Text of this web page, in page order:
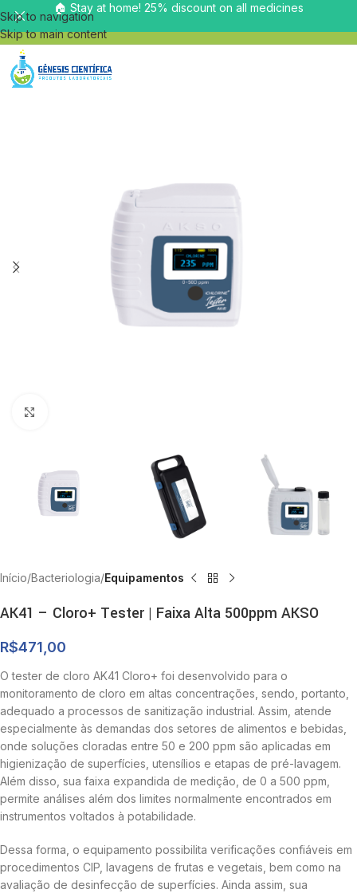
Skip to navigation
Skip to main content
🏠 Stay at home! 25% discount on all medicines
Início Bacteriologia Equipamentos
AK41 – Cloro+ Tester | Faixa Alta 500ppm AKSO
R$471,00
O tester de cloro AK41 Cloro+ foi desenvolvido para o
monitoramento de cloro em altas concentrações, sendo, portanto,
adequado a processos de sanitização industrial. Assim, atende
especialmente às demandas dos setores de alimentos e bebidas,
onde soluções cloradas entre 50 e 200 ppm são aplicadas em
higienização de superfícies, utensílios e etapas de pré-lavagem.
Além disso, sua faixa expandida de medição, de 0 a 500 ppm,
permite análises além dos limites normalmente encontrados em
instrumentos voltados à potabilidade.
Dessa forma, o equipamento possibilita verificações confiáveis em
procedimentos CIP, lavagens de frutas e vegetais, bem como na
avaliação de desinfecção de superfícies. Ainda assim, sua